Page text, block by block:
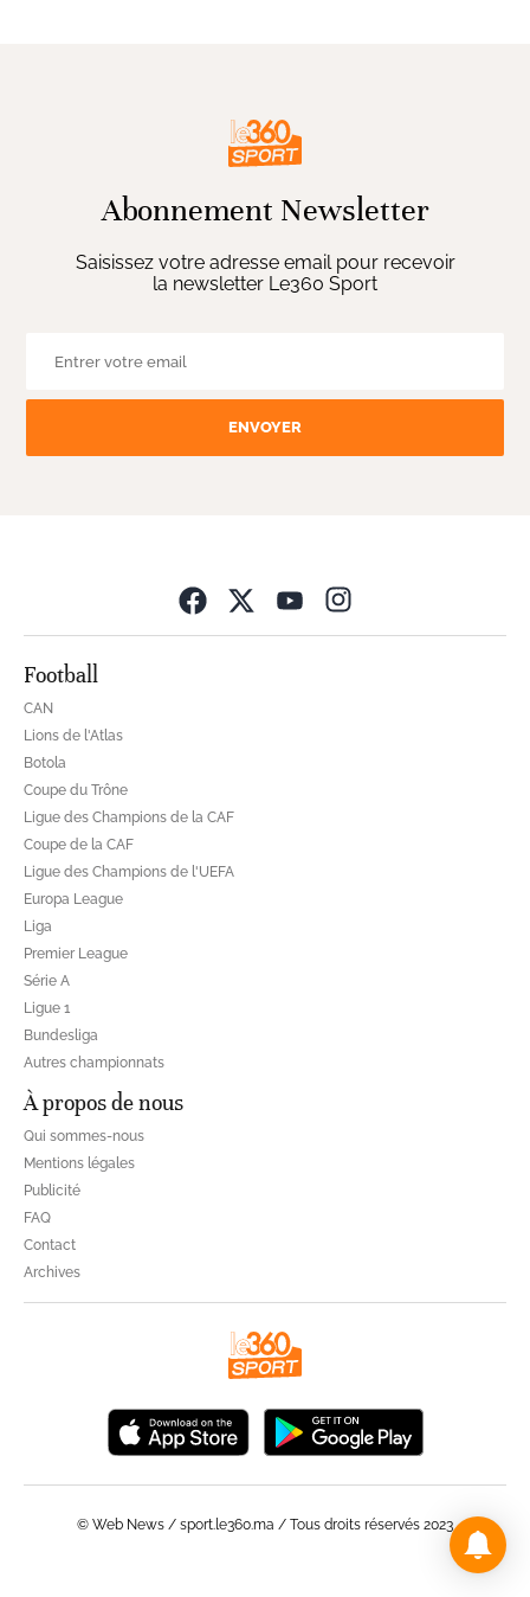
Abonnement Newsletter
Saisissez votre adresse email pour recevoir
la newsletter Le360 Sport
ENVOYER
Football
CAN
Lions de l'Atlas
Botola
Coupe du Trône
Ligue des Champions de la CAF
Coupe de la CAF
Ligue des Champions de l'UEFA
Europa League
Liga
Premier League
Série A
Ligue 1
Bundesliga
Autres championnats
À propos de nous
Qui sommes-nous
Mentions légales
Publicité
FAQ
Contact
Archives
© Web News / sport.le360.ma / Tous droits réservés 2023